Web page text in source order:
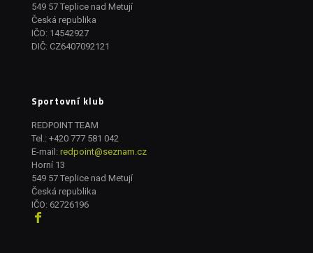
549 57 Teplice nad Metují
Česká republika
IČO: 14542927
DIČ: CZ6407092121
Sportovní klub
REDPOINT TEAM
Tel.: +420 777 581 042
E-mail: redpoint@seznam.cz
Horní 13
549 57 Teplice nad Metují
Česká republika
IČO: 62726196